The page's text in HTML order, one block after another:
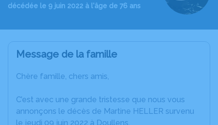
décédée le 9 juin 2022 à l'âge de 76 ans
Message de la famille
Chère famille, chers amis,
C’est avec une grande tristesse que nous vous
annonçons le décès de Martine HELLER survenu
le jeudi 09 juin 2022 à Doullens.